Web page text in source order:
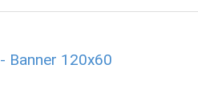
Banner 120x60